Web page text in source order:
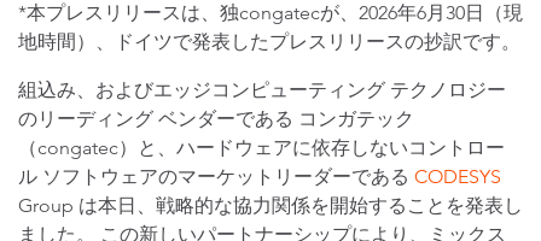
*本プレスリリースは、独congatecが、2026年6月30日（現
地時間）、ドイツで発表したプレスリリースの抄訳です。
組込み、およびエッジコンピューティング テクノロジー
のリーディング ベンダーである コンガテック
（congatec）と、ハードウェアに依存しないコントロー
ル ソフトウェアのマーケットリーダーである CODESYS
Group は本日、戦略的な協力関係を開始することを発表し
ました。 この新しいパートナーシップにより、ミックス